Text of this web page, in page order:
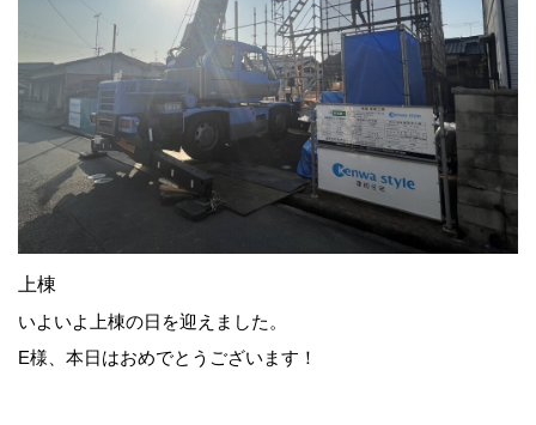
上棟
いよいよ上棟の日を迎えました。
E様、本日はおめでとうございます！